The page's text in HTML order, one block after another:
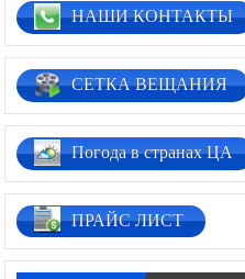
НАШИ КОНТАКТЫ
СЕТКА ВЕЩАНИЯ
Погода в странах ЦА
ПРАЙС ЛИСТ